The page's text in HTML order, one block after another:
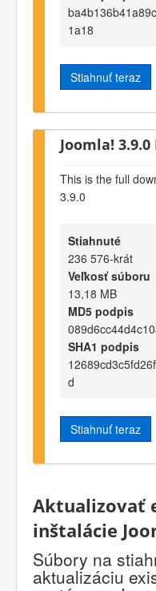
1a18
Stiahnuť teraz
Joomla!
This is the full
3.9.0
Stiahnuté
236 576-krát
Veľkosť súboru
13,18 MB
MD5 podpis
SHA1 podpis
d
Stiahnuť teraz
Aktualizovať
inštalácie
Súbory na
aktualizáciu